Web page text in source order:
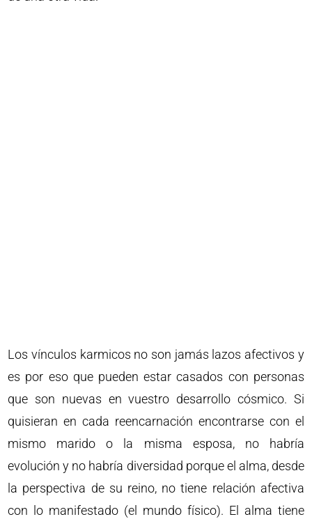
Los vínculos karmicos no son jamás lazos afectivos y
es por eso que pueden estar casados con personas
que son nuevas en vuestro desarrollo cósmico. Si
quisieran en cada reencarnación encontrarse con el
mismo marido o la misma esposa, no habría
evolución y no habría diversidad porque el alma, desde
la perspectiva de su reino, no tiene relación afectiva
con lo manifestado (el mundo físico). El alma tiene